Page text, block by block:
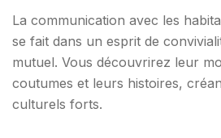
La communication avec les
se fait dans un esprit de
mutuel. Vous découvrirez leur
coutumes et leurs histoires,
culturels forts.